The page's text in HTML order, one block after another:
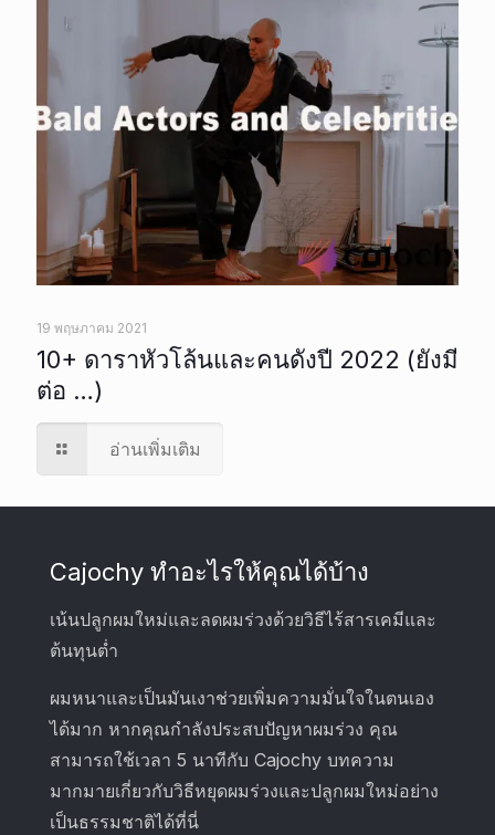
19 พฤษภาคม 2021
10+ ดาราหัวโล้นและคนดังปี 2022 (ยังมี
ต่อ …)
อ่านเพิ่มเติม
Cajochy ทำอะไรให้คุณได้บ้าง
เน้นปลูกผมใหม่และลดผมร่วงด้วยวิธีไร้สารเคมีและ
ต้นทุนต่ำ
ผมหนาและเป็นมันเงาช่วยเพิ่มความมั่นใจในตนเอง
ได้มาก หากคุณกำลังประสบปัญหาผมร่วง คุณ
สามารถใช้เวลา 5 นาทีกับ Cajochy บทความ
มากมายเกี่ยวกับวิธีหยุดผมร่วงและปลูกผมใหม่อย่าง
เป็นธรรมชาติได้ที่นี่